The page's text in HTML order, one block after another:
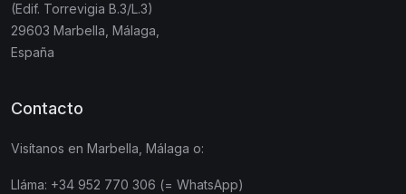
(Edif. Torrevigia B.3/L.3)
29603 Marbella, Málaga,
España
Contacto
Visítanos en Marbella, Málaga o:
Lláma: +34 952 770 306 (= WhatsApp)